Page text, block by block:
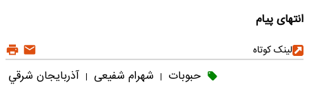
انتهای پیام
لینک کوتاه
حبوبات | شهرام شفیعی | آذربايجان شرقي